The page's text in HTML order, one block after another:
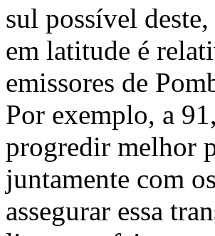
sul possível
em latitude é
emissores de
Por exemplo, a
progredir melhor
juntamente com
assegurar essa